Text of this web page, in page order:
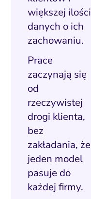
większej ilości
danych o ich
zachowaniu.
Prace
zaczynają się
od
rzeczywistej
drogi klienta,
bez
zakładania, że
jeden model
pasuje do
każdej firmy.